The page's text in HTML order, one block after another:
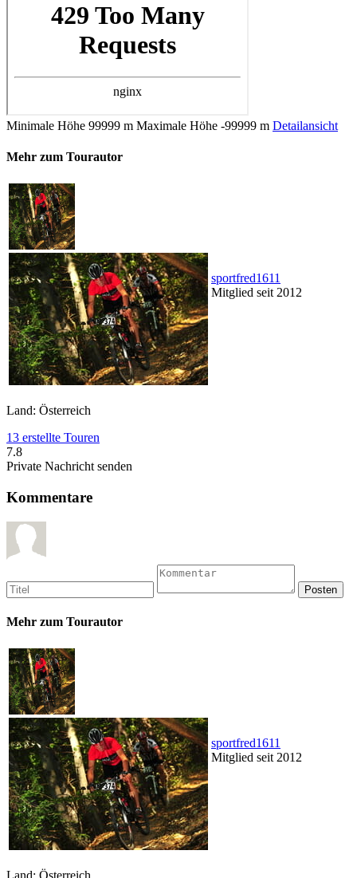
Minimale Höhe 99999 m Maximale Höhe -99999 m Detailansicht
Mehr zum Tourautor
sportfred1611
Mitglied seit 2012
Land: Österreich
13 erstellte Touren
7.8
Private Nachricht senden
Kommentare
Mehr zum Tourautor
sportfred1611
Mitglied seit 2012